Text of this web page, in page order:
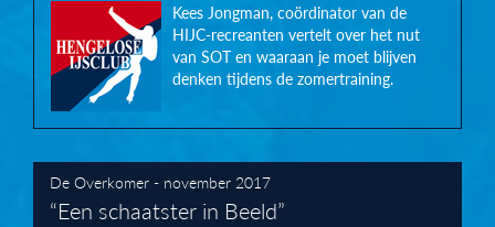
Kees Jongman, coördinator van de
HIJC-recreanten vertelt over het nut
van SOT en waaraan je moet blijven
denken tijdens de zomertraining.
De Overkomer - november 2017
“Een schaatster in Beeld”